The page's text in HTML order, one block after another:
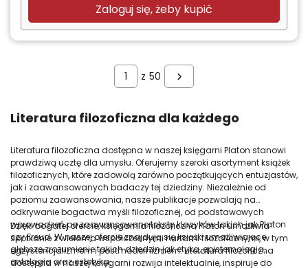
Zaloguj się, żeby kupić
z 50
Literatura filozoficzna dla każdego
Literatura filozoficzna dostępna w naszej księgarni Platon stanowi
prawdziwą ucztę dla umysłu. Oferujemy szeroki asortyment książek
filozoficznych, które zadowolą zarówno początkujących entuzjastów,
jak i zaawansowanych badaczy tej dziedziny. Niezależnie od
poziomu zaawansowania, nasze publikacje pozwalają na
odkrywanie bogactwa myśli filozoficznej, od podstawowych
wprowadzeń po zaawansowane teksty klasyków takich jak Platon
czy Freud. W naszej ofercie znajdują się książki umożliwiające
głębsze zrozumienie takich dziedzin jak etyka, epistemologia,
ontologia oraz estetyka.
Dzięki bogatej ofercie, księgarnia filozoficzna Platon umożliwia
spotkanie z wieloma współczesnymi nurtami filozoficznymi, w tym
egzystencjalizmem i postmodernizmem. Literatura filozoficzna
dostępna w naszej księgarni rozwija intelektualnie, inspiruje do